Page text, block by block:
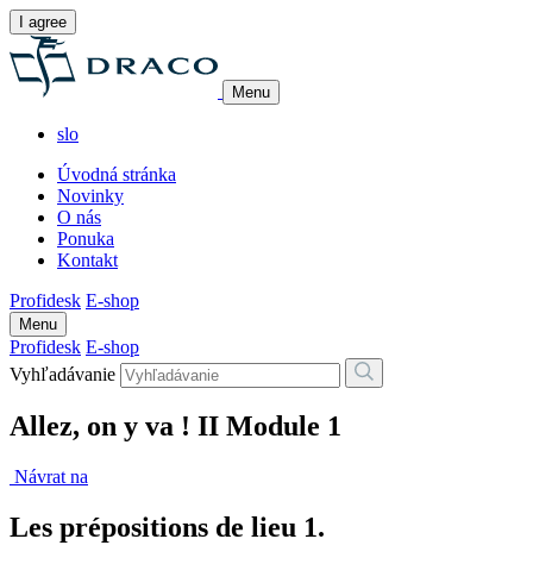
I agree
Menu
slo
Úvodná stránka
Novinky
O nás
Ponuka
Kontakt
Profidesk E-shop
Menu
Profidesk E-shop
Vyhľadávanie
Allez, on y va ! II Module 1
Návrat na
Les prépositions de lieu 1.